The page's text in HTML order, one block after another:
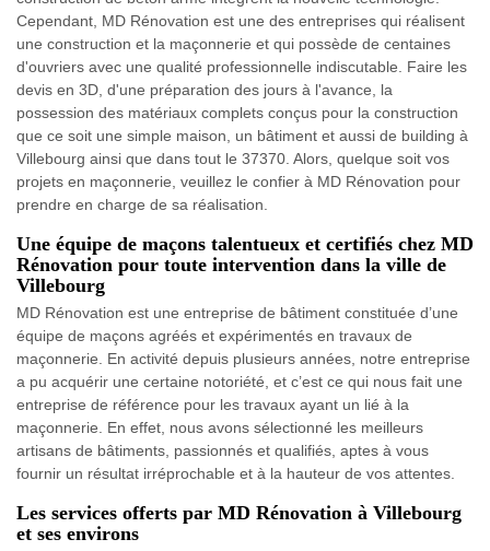
Cependant, MD Rénovation est une des entreprises qui réalisent
une construction et la maçonnerie et qui possède de centaines
d'ouvriers avec une qualité professionnelle indiscutable. Faire les
devis en 3D, d'une préparation des jours à l'avance, la
possession des matériaux complets conçus pour la construction
que ce soit une simple maison, un bâtiment et aussi de building à
Villebourg ainsi que dans tout le 37370. Alors, quelque soit vos
projets en maçonnerie, veuillez le confier à MD Rénovation pour
prendre en charge de sa réalisation.
Une équipe de maçons talentueux et certifiés chez MD
Rénovation pour toute intervention dans la ville de
Villebourg
MD Rénovation est une entreprise de bâtiment constituée d’une
équipe de maçons agréés et expérimentés en travaux de
maçonnerie. En activité depuis plusieurs années, notre entreprise
a pu acquérir une certaine notoriété, et c’est ce qui nous fait une
entreprise de référence pour les travaux ayant un lié à la
maçonnerie. En effet, nous avons sélectionné les meilleurs
artisans de bâtiments, passionnés et qualifiés, aptes à vous
fournir un résultat irréprochable et à la hauteur de vos attentes.
Les services offerts par MD Rénovation à Villebourg
et ses environs